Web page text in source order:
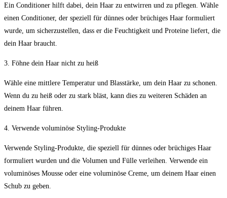
Ein Conditioner hilft dabei, dein Haar zu entwirren und zu pflegen. Wähle
einen Conditioner, der speziell für dünnes oder brüchiges Haar formuliert
wurde, um sicherzustellen, dass er die Feuchtigkeit und Proteine liefert, die
dein Haar braucht.
3. Föhne dein Haar nicht zu heiß
Wähle eine mittlere Temperatur und Blasstärke, um dein Haar zu schonen.
Wenn du zu heiß oder zu stark bläst, kann dies zu weiteren Schäden an
deinem Haar führen.
4. Verwende voluminöse Styling-Produkte
Verwende Styling-Produkte, die speziell für dünnes oder brüchiges Haar
formuliert wurden und die Volumen und Fülle verleihen. Verwende ein
voluminöses Mousse oder eine voluminöse Creme, um deinem Haar einen
Schub zu geben.